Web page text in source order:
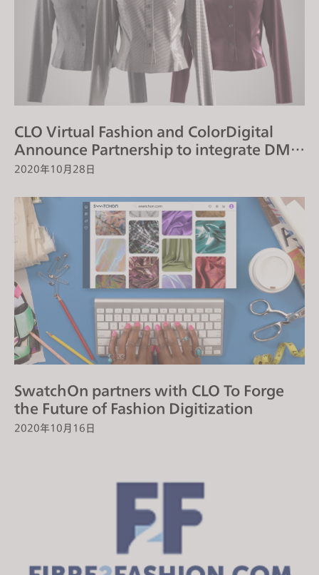
CLO Virtual Fashion and ColorDigital
Announce Partnership to integrate DMIx
Cloud© in CLO 6.0
2020年10月28日
SwatchOn partners with CLO To Forge
the Future of Fashion Digitization
2020年10月16日